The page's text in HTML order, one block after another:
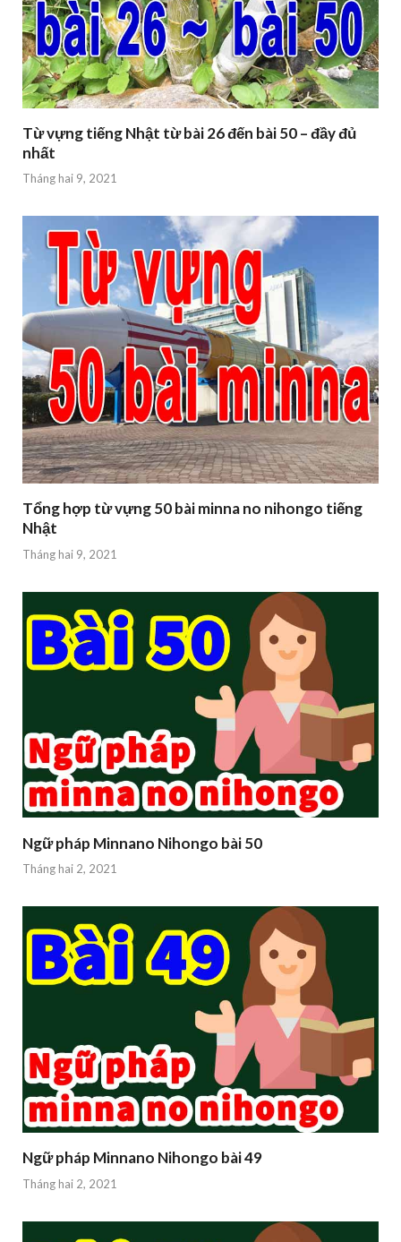
Từ vựng tiếng Nhật từ bài 26 đến bài 50 – đầy đủ
nhất
Tháng hai 9, 2021
Tổng hợp từ vựng 50 bài minna no nihongo tiếng
Nhật
Tháng hai 9, 2021
Ngữ pháp Minnano Nihongo bài 50
Tháng hai 2, 2021
Ngữ pháp Minnano Nihongo bài 49
Tháng hai 2, 2021